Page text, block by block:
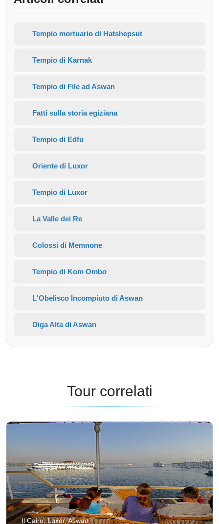
Tempio mortuario di Hatshepsut
Tempio di Karnak
Tempio di File ad Aswan
Fatti sulla storia egiziana
Tempio di Edfu
Oriente di Luxor
Tempio di Luxor
La Valle dei Re
Colossi di Memnone
Tempio di Kom Ombo
L'Obelisco Incompiuto di Aswan
Diga Alta di Aswan
Tour correlati
Il Cairo, Luxor, Aswan